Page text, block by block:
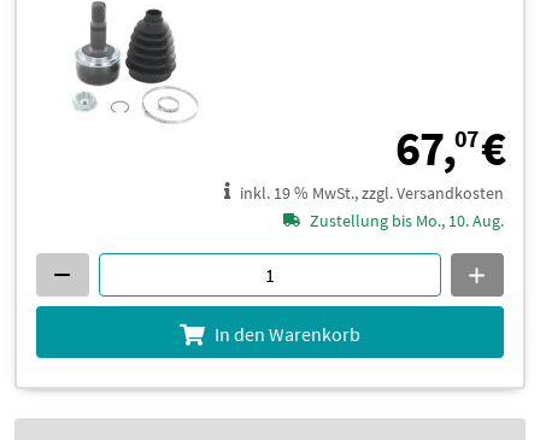
67,07€
inkl. 19 % MwSt., zzgl. Versandkosten
Zustellung bis Mo., 10. Aug.
In den Warenkorb